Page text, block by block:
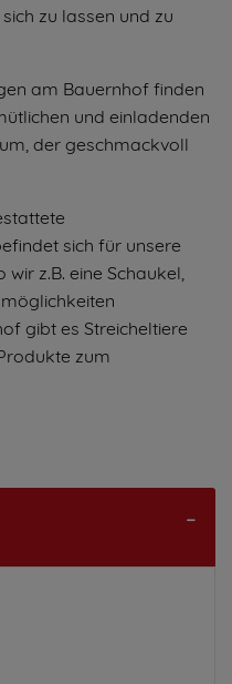
zu lassen und zu
am Bauernhof finden
und einladenden
der geschmackvoll
sich für unsere
z.B. eine Schaukel,
gibt es Streicheltiere
zum